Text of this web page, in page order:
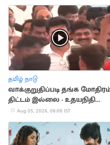
தமிழ் நாடு
வாக்குறுதிப்படி தங்க
திட்டம் இல்லை - உதயநிதி
விமர்சனம்
Aug 05, 2026, 08:08 IST